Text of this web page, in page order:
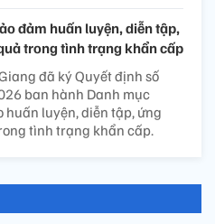
đảm huấn luyện, diễn tập,
trong tình trạng khẩn cấp
đã ký Quyết định số
ban hành Danh mục
luyện, diễn tập, ứng
tình trạng khẩn cấp.